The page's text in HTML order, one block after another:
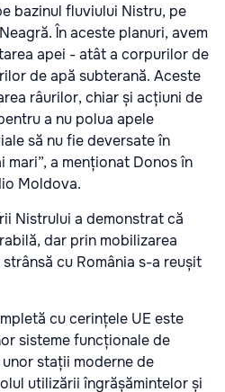
bazinul fluviului Nistru, pe
În aceste planuri, avem
apei - atât a corpurilor de
de apă subterană. Aceste
râurilor, chiar și acțiuni de
a nu polua apele
să nu fie deversate în
mari”, a menționat Donos în
Moldova.
Nistrului a demonstrat că
dar prin mobilizarea
cu România s-a reușit
cu cerințele UE este
sisteme funcționale de
stații moderne de
utilizării îngrășămintelor și